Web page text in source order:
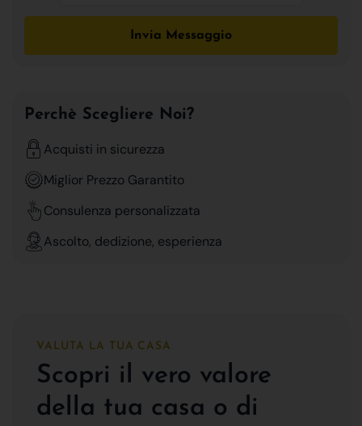
Invia Messaggio
Perchè Scegliere Noi?
Acquisti in sicurezza
Miglior Prezzo Garantito
Consulenza personalizzata
Ascolto, dedizione, esperienza
VALUTA LA TUA CASA
Scopri il vero valore
della tua casa o di